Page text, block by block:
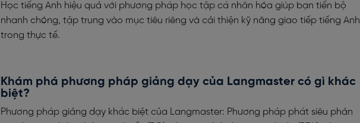
Học tiếng Anh hiệu quả với phương pháp học tập cá nhân hóa giúp bạn tiến bộ
nhanh chóng, tập trung vào mục tiêu riêng và cải thiện kỹ năng giao tiếp tiếng Anh
trong thực tế.
Khám phá phương pháp giảng dạy của Langmaster có gì khác
biệt?
Phương pháp giảng dạy khác biệt của Langmaster: Phương pháp phát siêu phản